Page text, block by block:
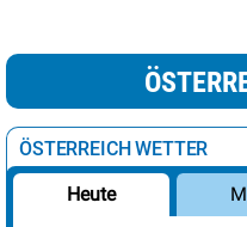
ÖSTERREICH WETTER
Heute